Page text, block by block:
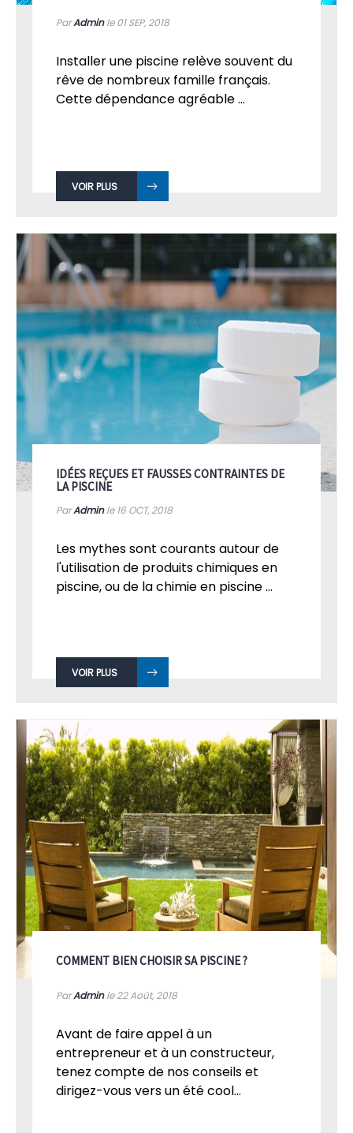
ParAdminle 01SEP, 2018
Installer une piscine relève souvent du
rêve de nombreux famille français.
Cette dépendance agréable ...
VOIR PLUS
IDÉES REÇUES ET FAUSSES CONTRAINTES DE
LA PISCINE
ParAdminle 16 OCT, 2018
Les mythes sont courants autour de
l'utilisation de produits chimiques en
piscine, ou de la chimie en piscine ...
VOIR PLUS
COMMENT BIEN CHOISIR SA PISCINE ?
ParAdminle 22Août, 2018
Avant de faire appel à un
entrepreneur et à un constructeur,
tenez compte de nos conseils et
dirigez-vous vers un été cool...